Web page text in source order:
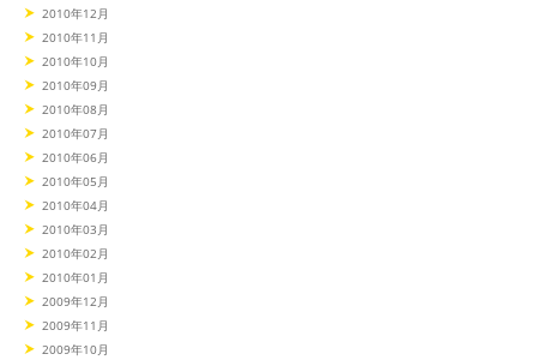
2010年12月
2010年11月
2010年10月
2010年09月
2010年08月
2010年07月
2010年06月
2010年05月
2010年04月
2010年03月
2010年02月
2010年01月
2009年12月
2009年11月
2009年10月